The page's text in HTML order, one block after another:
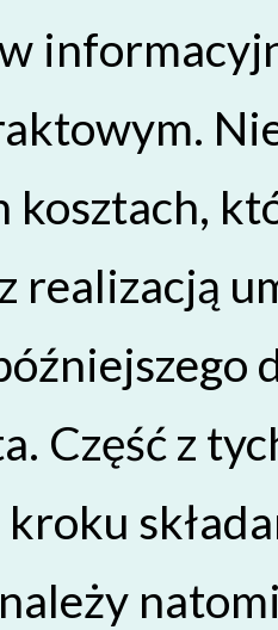
kosztach,
realizacją
Część z